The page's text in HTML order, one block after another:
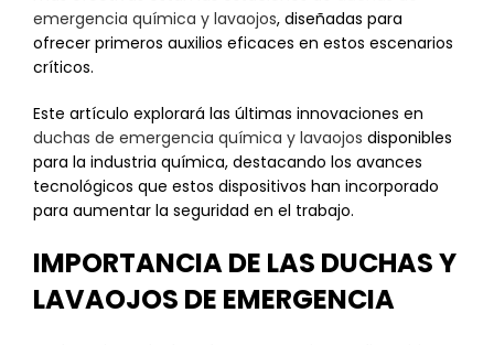
emergencia química y lavaojos, diseñadas para
ofrecer primeros auxilios eficaces en estos escenarios
críticos.
Este artículo explorará las últimas innovaciones en
duchas de emergencia química y lavaojos disponibles
para la industria química, destacando los avances
tecnológicos que estos dispositivos han incorporado
para aumentar la seguridad en el trabajo.
IMPORTANCIA DE LAS DUCHAS Y
LAVAOJOS DE EMERGENCIA